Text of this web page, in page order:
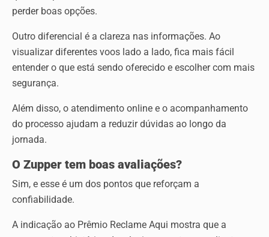
perder boas opções.
Outro diferencial é a clareza nas informações. Ao
visualizar diferentes voos lado a lado, fica mais fácil
entender o que está sendo oferecido e escolher com mais
segurança.
Além disso, o atendimento online e o acompanhamento
do processo ajudam a reduzir dúvidas ao longo da
jornada.
O Zupper tem boas avaliações?
Sim, e esse é um dos pontos que reforçam a
confiabilidade.
A indicação ao Prêmio Reclame Aqui mostra que a